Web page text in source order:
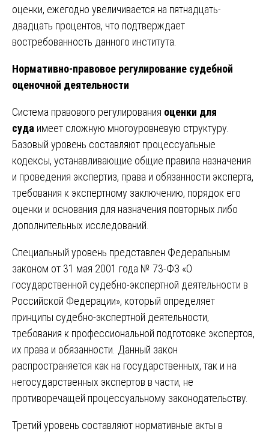
оценки, ежегодно увеличивается на пятнадцать-
двадцать процентов, что подтверждает
востребованность данного института.
Нормативно-правовое регулирование судебной
оценочной деятельности
Система правового регулирования оценки для
суда имеет сложную многоуровневую структуру.
Базовый уровень составляют процессуальные
кодексы, устанавливающие общие правила назначения
и проведения экспертиз, права и обязанности эксперта,
требования к экспертному заключению, порядок его
оценки и основания для назначения повторных либо
дополнительных исследований.
Специальный уровень представлен Федеральным
законом от 31 мая 2001 года № 73-ФЗ «О
государственной судебно-экспертной деятельности в
Российской Федерации», который определяет
принципы судебно-экспертной деятельности,
требования к профессиональной подготовке экспертов,
их права и обязанности. Данный закон
распространяется как на государственных, так и на
негосударственных экспертов в части, не
противоречащей процессуальному законодательству.
Третий уровень составляют нормативные акты в